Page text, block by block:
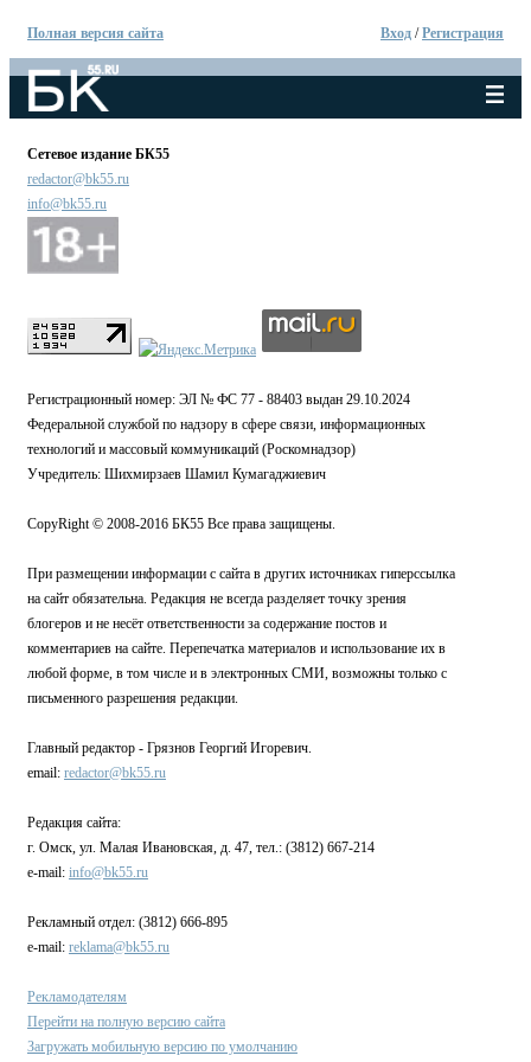
Полная версия сайта Вход /Регистрация
Сетевое издание БК55
redactor@bk55.ru
info@bk55.ru
Регистрационный номер: ЭЛ № ФС 77 - 88403 выдан 29.10.2024
Федеральной службой по надзору в сфере связи, информационных
технологий и массовый коммуникаций (Роскомнадзор)
Учредитель: Шихмирзаев Шамил Кумагаджиевич
CopyRight © 2008-2016 БК55 Все права защищены.
При размещении информации с сайта в других источниках гиперссылка
на сайт обязательна. Редакция не всегда разделяет точку зрения
блогеров и не несёт ответственности за содержание постов и
комментариев на сайте. Перепечатка материалов и использование их в
любой форме, в том числе и в электронных СМИ, возможны только с
письменного разрешения редакции.
Главный редактор - Грязнов Георгий Игоревич.
email: redactor@bk55.ru
Редакция сайта:
г. Омск, ул. Малая Ивановская, д. 47, тел.: (3812) 667-214
e-mail: info@bk55.ru
Рекламный отдел: (3812) 666-895
e-mail: reklama@bk55.ru
Рекламодателям
Перейти на полную версию сайта
Загружать мобильную версию по умолчанию